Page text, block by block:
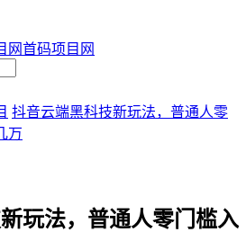
首码项目网
抖音云端黑科技新玩法，普通人零
万
玩法，普通人零门槛入